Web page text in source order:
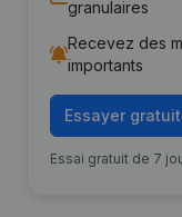
granulaires
Recevez des
importants
Essayer
Essai gratuit de 7